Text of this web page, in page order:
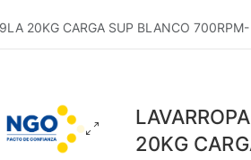
20KG CARGA SUP BLANCO
20KG